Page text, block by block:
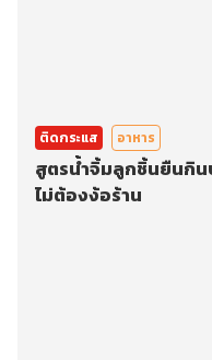
ติดกระแส อาหาร
สูตรน้ำจิ้มลูกชิ้นยืนกิน
ไม่ต้องง้อร้าน